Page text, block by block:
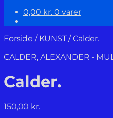
0,00 kr. 0 varer
Forside / KUNST /Calder.
CALDER, ALEXANDER -
Calder.
150,00 kr.